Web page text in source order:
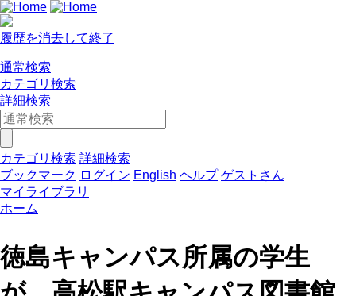
履歴を消去して終了
通常検索
カテゴリ検索
詳細検索
カテゴリ検索 詳細検索
ブックマーク ログイン English ヘルプ ゲストさん
マイライブラリ
ホーム
徳島キャンパス所属の学生